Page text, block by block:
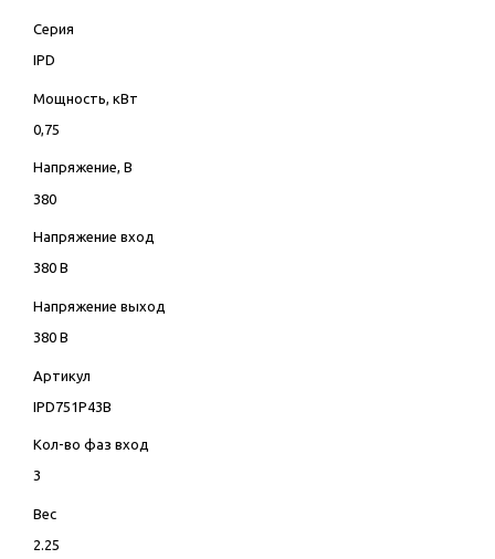
Серия
IPD
Мощность, кВт
0,75
Напряжение, В
380
Напряжение вход
380 В
Напряжение выход
380 В
Артикул
IPD751P43B
Кол-во фаз вход
3
Вес
2.25